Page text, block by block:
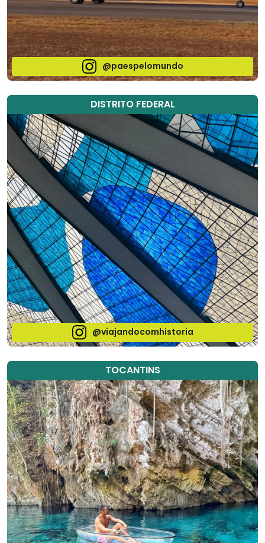
@paespelomundo
DISTRITO FEDERAL
@viajandocomhistoria
TOCANTINS